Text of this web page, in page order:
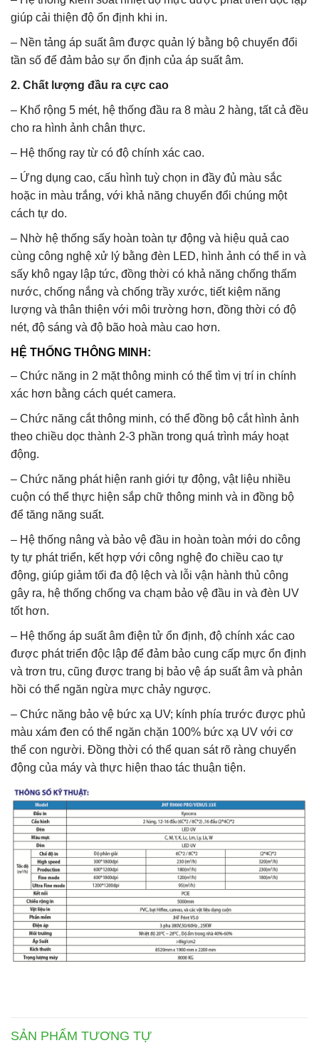
giúp cải thiện độ ổn định khi in.
– Nền tảng áp suất âm được quản lý bằng bộ chuyển đổi
tần số để đảm bảo sự ổn định của áp suất âm.
2. Chất lượng đầu ra cực cao
– Khổ rộng 5 mét, hệ thống đầu ra 8 màu 2 hàng, tất cả đều
cho ra hình ảnh chân thực.
– Hệ thống ray từ có độ chính xác cao.
– Ứng dụng cao, cấu hình tuỳ chọn in đầy đủ màu sắc
hoặc in màu trắng, với khả năng chuyển đổi chúng một
cách tự do.
– Nhờ hệ thống sấy hoàn toàn tự động và hiệu quả cao
cùng công nghệ xử lý bằng đèn LED, hình ảnh có thể in và
sấy khô ngay lập tức, đồng thời có khả năng chống thấm
nước, chống nắng và chống trầy xước, tiết kiệm năng
lượng và thân thiện với môi trường hơn, đồng thời có độ
nét, độ sáng và độ bão hoà màu cao hơn.
HỆ THỐNG THÔNG MINH:
– Chức năng in 2 mặt thông minh có thể tìm vị trí in chính
xác hơn bằng cách quét camera.
– Chức năng cắt thông minh, có thể đồng bộ cắt hình ảnh
theo chiều dọc thành 2-3 phần trong quá trình máy hoạt
động.
– Chức năng phát hiện ranh giới tự động, vật liệu nhiều
cuộn có thể thực hiện sắp chữ thông minh và in đồng bộ
để tăng năng suất.
– Hệ thống nâng và bảo vệ đầu in hoàn toàn mới do công
ty tự phát triển, kết hợp với công nghệ đo chiều cao tự
động, giúp giảm tối đa độ lệch và lỗi vận hành thủ công
gây ra, hệ thống chống va chạm bảo vệ đầu in và đèn UV
tốt hơn.
– Hệ thống áp suất âm điện tử ổn định, độ chính xác cao
được phát triển độc lập để đảm bảo cung cấp mực ổn định
và trơn tru, cũng được trang bị bảo vệ áp suất âm và phản
hồi có thể ngăn ngừa mực chảy ngược.
– Chức năng bảo vệ bức xạ UV; kính phía trước được phủ
màu xám đen có thể ngăn chặn 100% bức xạ UV với cơ
thể con người. Đồng thời có thể quan sát rõ ràng chuyển
động của máy và thực hiện thao tác thuận tiện.
SẢN PHẨM TƯƠNG TỰ